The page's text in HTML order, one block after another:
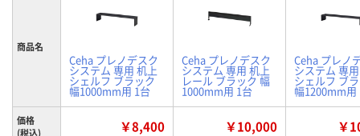
商品名
Ceha プレノデスク
システム 専用 机上
シェルフ ブラック
幅1000mm用 1台
Ceha プレノデスク
システム 専用 机上
レール ブラック 幅
1000mm用 1台
Ceha プレノ
システム 専
シェルフ ブ
幅1200mm用
価格
(税込)
￥8,400 ￥10,000 ￥